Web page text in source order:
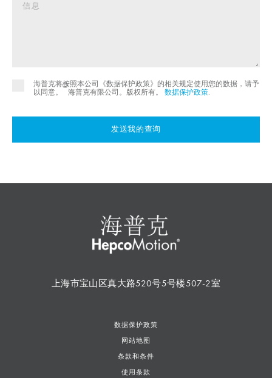
海普克将按照本公司《数据保护政策》的相关规定使用您的数据，请予
以同意。
©
海普克有限公司。版权所有。 数据保护政策
发送我的查询
上海市宝山区真大路520号5号楼507-2室
数据保护政策
网站地图
条款和条件
使用条款